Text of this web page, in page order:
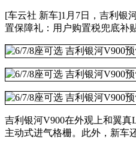
[车云社 新车]1月7日，吉利银
置保障礼：用户购置税兜底补
吉利银河V900在外观上和翼
主动式进气格栅。此外，新车